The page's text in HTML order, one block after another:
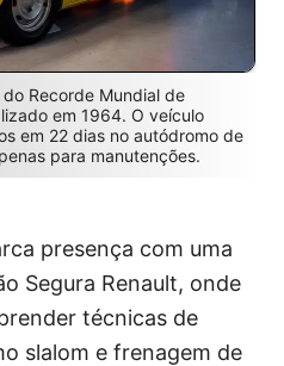
Recorde Mundial de
em 1964. O veículo
em 22 dias no autódromo de
para manutenções.
presença com uma
Segura Renault, onde
técnicas de
slalom e frenagem de